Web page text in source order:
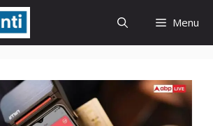
Menu